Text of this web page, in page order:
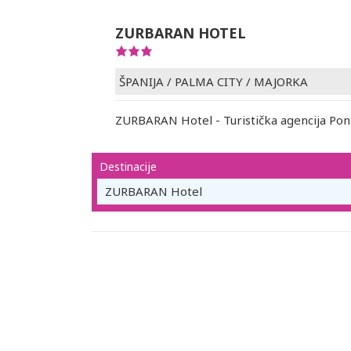
ZURBARAN HOTEL
ŠPANIJA / PALMA CITY / MAJORKA
ZURBARAN Hotel - Turistička agencija
Destinacije
ZURBARAN Hotel